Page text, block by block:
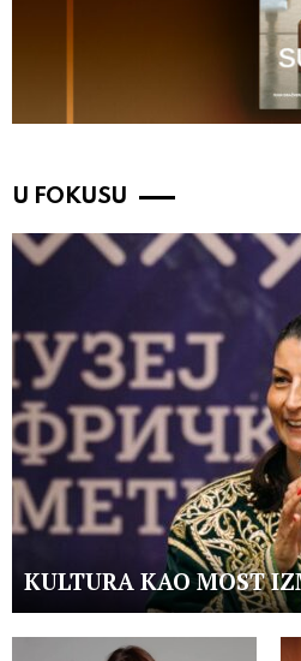
U FOKUSU
KULTURA KAO MOST